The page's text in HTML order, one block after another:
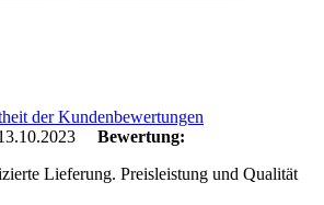
der Kundenbewertungen
Bewertung:
Lieferung. Preisleistung und Qualität